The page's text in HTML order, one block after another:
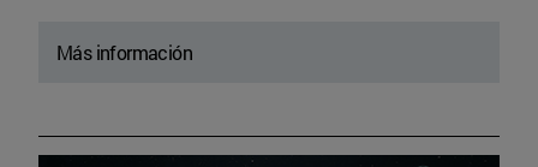
Más información